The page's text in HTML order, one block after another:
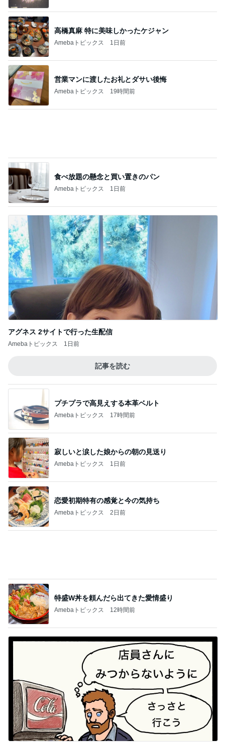
アグネス 2サイトで行った生配信
Amebaトピックス
記事を読む
プチプラで高見えする本革ベルト
Amebaトピックス 17時間前
恋愛初期特有の感覚と今の気持ち
Amebaトピックス 2日前
特盛W丼を頼んだら出てきた愛情盛り
Amebaトピックス 12時間前
びっくりした炭酸を勝手に入れる人
Amebaトピックス
記事を読む
だいた 調節できる便利な短パン
Amebaトピックス 1日前
1
【お箸でつかめないほど鶏むね肉がほろほろ
ｒｉｉ＊ごはんアルバム
2
みかぱちこ家のおうちでごはん
3
賄いって本来こういうもん？笑
酒ポンコツ女の息子LOVE blog♡♡